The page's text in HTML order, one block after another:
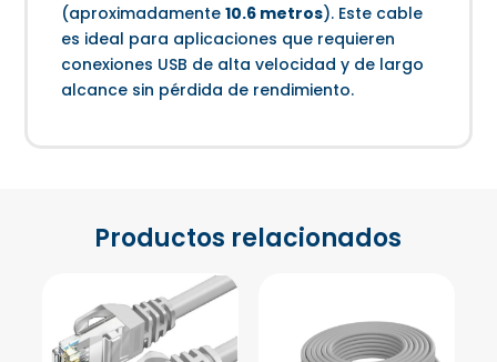
(aproximadamente10.6 metros). Este cable
es ideal para aplicaciones que requieren
conexiones USB de alta velocidad y de largo
alcance sin pérdida de rendimiento.
Productos relacionados